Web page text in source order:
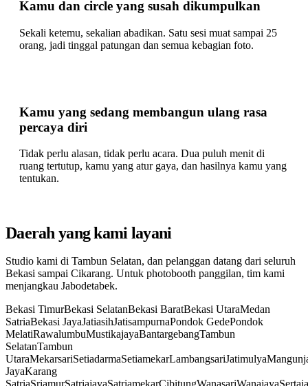
Kamu dan circle yang susah dikumpulkan
Sekali ketemu, sekalian abadikan. Satu sesi muat sampai 25
orang, jadi tinggal patungan dan semua kebagian foto.
Kamu yang sedang membangun ulang rasa
percaya diri
Tidak perlu alasan, tidak perlu acara. Dua puluh menit di
ruang tertutup, kamu yang atur gaya, dan hasilnya kamu yang
tentukan.
Daerah yang kami layani
Studio kami di Tambun Selatan, dan pelanggan datang dari seluruh
Bekasi sampai Cikarang. Untuk photobooth panggilan, tim kami
menjangkau Jabodetabek.
Bekasi TimurBekasi SelatanBekasi BaratBekasi UtaraMedan
SatriaBekasi JayaJatiasihJatisampurnaPondok GedePondok
MelatiRawalumbuMustikajayaBantargebangTambun
SelatanTambun
UtaraMekarsariSetiadarmaSetiamekarLambangsariJatimulya
JayaKarang
SatriaSriamurSatriajayaSatriamekarCibitungWanasariWanajaya